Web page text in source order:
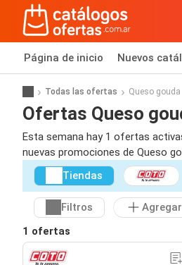
Página de inicio Nuevos
Todas las ofertas Queso gouda
Ofertas Queso
Esta semana hay 1 ofertas
nuevas promociones de Queso
Tiendas
Filtros
Agregar
1 ofertas